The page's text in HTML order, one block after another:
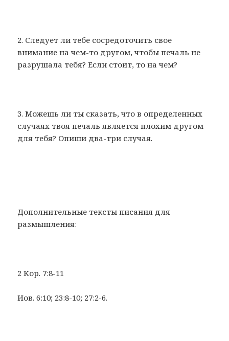
2. Следует ли тебе сосредоточить свое
внимание на чем-то другом, чтобы печаль не
разрушала тебя? Если стоит, то на чем?
3. Можешь ли ты сказать, что в определенных
случаях твоя печаль является плохим другом
для тебя? Опиши два-три случая.
Дополнительные тексты писания для
размышления:
2 Кор. 7:8-11
Иов. 6:10; 23:8-10; 27:2-6.